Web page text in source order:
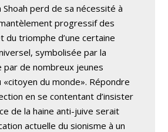
Shoah perd de sa nécessité à
progressif des
du triomphe d’une certaine
symbolisée par la
par de nombreux jeunes
«citoyen du monde». Répondre
en se contentant d’insister
de la haine anti-juive serait
actuelle du sionisme à un